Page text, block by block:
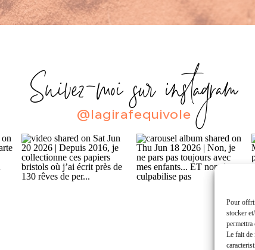
Pour
stocker
permettra
Le fait de
@lagirafequivole
Suivez-moi sur instagram
Pour
stocker
permettra
Le fait de